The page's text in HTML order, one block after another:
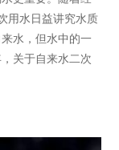
用水日益讲究水质
水，但水中的一
关于自来水二次